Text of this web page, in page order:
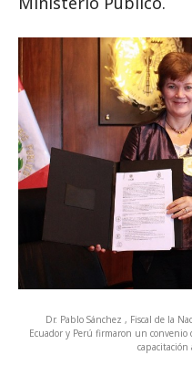
Dr. Pablo Sánchez , Fiscal de la
Ecuador y Perú firmaron un